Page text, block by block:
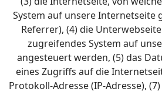
System auf unsere Internetseite
Referrer), (4) die
zugreifendes System auf
angesteuert werden, (5) das
eines Zugriffs auf die
Protokoll-Adresse (IP-Adresse),